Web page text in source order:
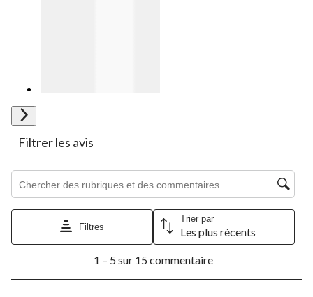
Filtrer les avis
Filtres
Trier par
Les plus récents
5
1 – 5 sur 15 commentaire